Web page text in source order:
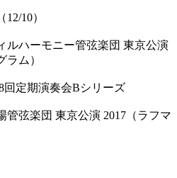
10）
ルハーモニー管弦楽団 東京公演
ラム）
回定期演奏会Bシリーズ
管弦楽団 東京公演 2017（ラフマ